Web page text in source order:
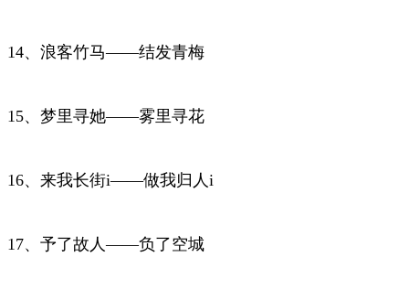
14、浪客竹马——结发青梅
15、梦里寻她——雾里寻花
16、来我长街i——做我归人i
17、予了故人——负了空城